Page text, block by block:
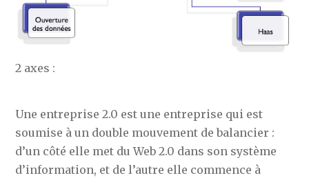
2 axes :
Une entreprise 2.0 est une entreprise qui est
soumise à un double mouvement de balancier :
d’un côté elle met du Web 2.0 dans son système
d’information, et de l’autre elle commence à